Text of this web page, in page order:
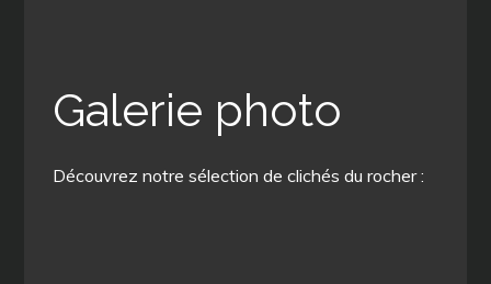
Galerie photo
Découvrez notre sélection de clichés du rocher :